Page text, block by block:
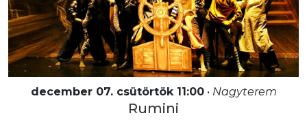
december 07. csütörtök 11:00• Nagyterem
Rumini